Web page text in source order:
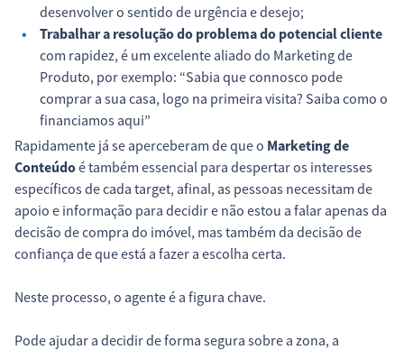
desenvolver o sentido de urgência e desejo;
Trabalhar a resolução do problema do potencial cliente
com rapidez, é um excelente aliado do Marketing de
Produto, por exemplo: “Sabia que connosco pode
comprar a sua casa, logo na primeira visita? Saiba como o
financiamos aqui”
Rapidamente já se aperceberam de que o Marketing de
Conteúdoé também essencial para despertar os interesses
específicos de cada target, afinal, as pessoas necessitam de
apoio e informação para decidir e não estou a falar apenas da
decisão de compra do imóvel, mas também da decisão de
confiança de que está a fazer a escolha certa.
Neste processo, o agente é a figura chave.
Pode ajudar a decidir de forma segura sobre a zona, a